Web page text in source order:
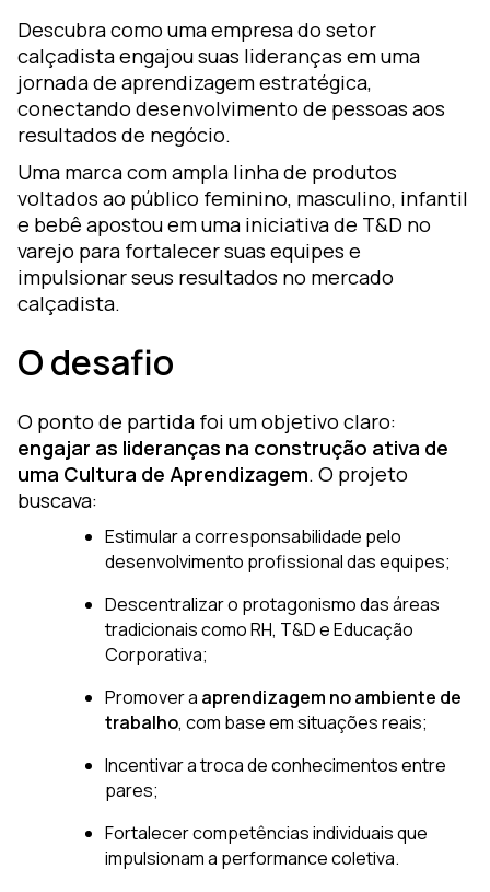
de
—
Descubra como uma empresa do setor
calçadista engajou suas lideranças em uma
jornada de aprendizagem estratégica,
conectando desenvolvimento de pessoas aos
resultados de negócio.
Uma marca com ampla linha de produtos
voltados ao público feminino, masculino, infantil
e bebê apostou em uma iniciativa de T&D no
varejo para fortalecer suas equipes e
impulsionar seus resultados no mercado
calçadista.
O desafio
O ponto de partida foi um objetivo claro:
engajar as lideranças na construção ativa de
uma Cultura de Aprendizagem. O projeto
buscava:
Estimular a corresponsabilidade pelo
desenvolvimento profissional das equipes;
Descentralizar o protagonismo das áreas
tradicionais como RH, T&D e Educação
Corporativa;
Promover a aprendizagem no ambiente de
trabalho, com base em situações reais;
Incentivar a troca de conhecimentos entre
pares;
Fortalecer competências individuais que
impulsionam a performance coletiva.